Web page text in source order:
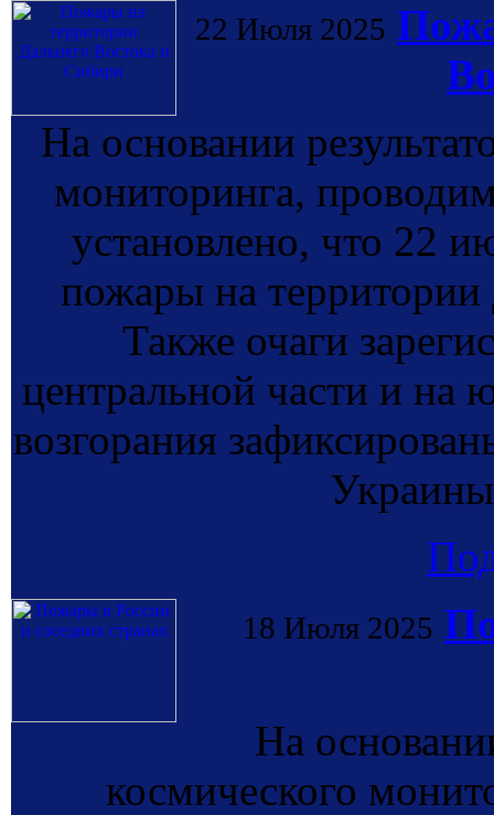
22 Июля 2025
На основании
мониторинга,
установлено, что 22
пожары на
Также очаги
центральной части и на
возгорания
Украины
18 Июля 2025
На
космического